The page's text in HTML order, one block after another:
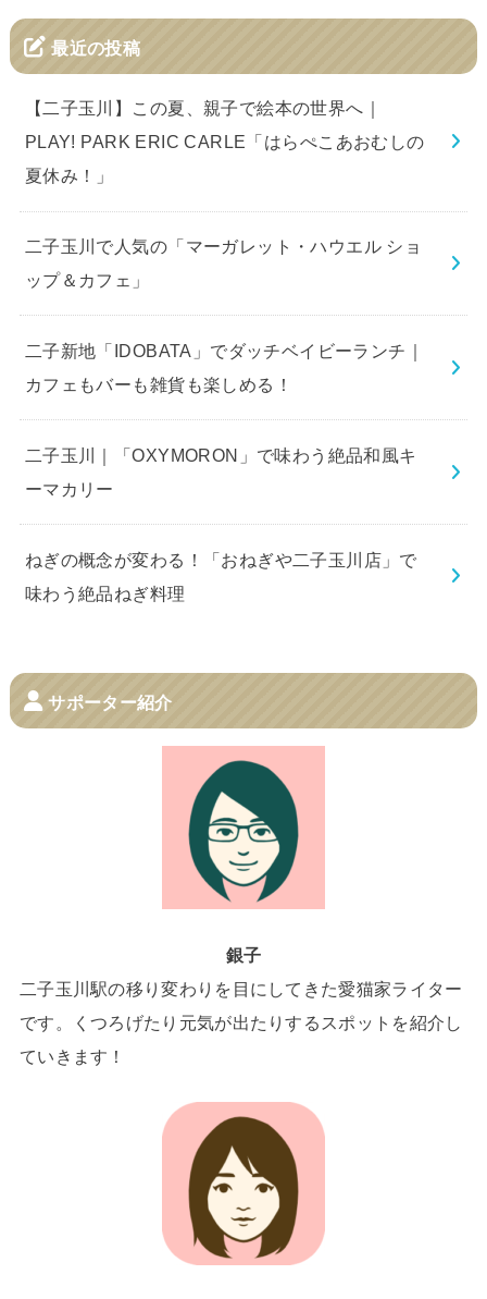
最近の投稿
【二子玉川】この夏、親子で絵本の世界へ｜
PLAY! PARK ERIC CARLE「はらぺこあおむしの
夏休み！」
二子玉川で人気の「マーガレット・ハウエル ショ
ップ＆カフェ」
二子新地「IDOBATA」でダッチベイビーランチ｜
カフェもバーも雑貨も楽しめる！
二子玉川｜「OXYMORON」で味わう絶品和風キ
ーマカリー
ねぎの概念が変わる！「おねぎや二子玉川店」で
味わう絶品ねぎ料理
サポーター紹介
銀子
二子玉川駅の移り変わりを目にしてきた愛猫家ライター
です。くつろげたり元気が出たりするスポットを紹介し
ていきます！